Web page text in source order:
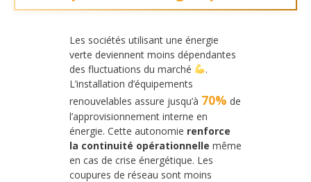
Les sociétés utilisant une énergie
verte deviennent moins dépendantes
des fluctuations du marché
.
L’installation d’équipements
renouvelables assure jusqu’à 70% de
l’approvisionnement interne en
énergie. Cette autonomie renforce
la continuité opérationnelle même
en cas de crise énergétique. Les
coupures de réseau sont moins